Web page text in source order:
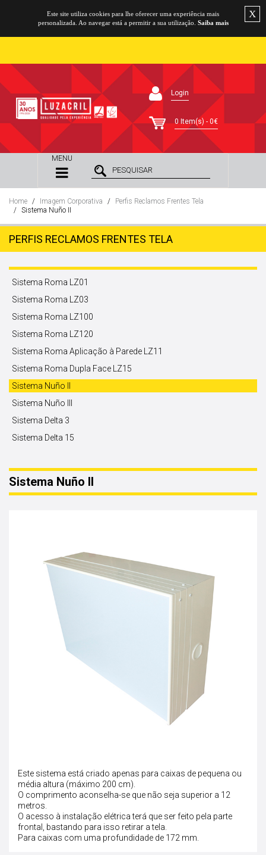
Este site utiliza cookies para lhe oferecer uma experiência mais
personalizada. Ao navegar está a permitir a sua utilização. Saiba mais
X
Login
0 Item(s) - 0€
MENU
Home Imagem Corporativa
Perfis Reclamos Frentes Tela
Sistema Nuño II
PERFIS RECLAMOS FRENTES TELA
Sistema Roma LZ01
Sistema Roma LZ03
Sistema Roma LZ100
Sistema Roma LZ120
Sistema Roma Aplicação à Parede LZ11
Sistema Roma Dupla Face LZ15
Sistema Nuño II
Sistema Nuño III
Sistema Delta 3
Sistema Delta 15
Sistema Nuño II
Este sistema está criado apenas para caixas de pequena ou
média altura (máximo 200 cm).
O comprimento aconselha-se que não seja superior a 12
metros.
O acesso à instalação elétrica terá que ser feito pela parte
frontal, bastando para isso retirar a tela.
Para caixas com uma profundidade de 172 mm.